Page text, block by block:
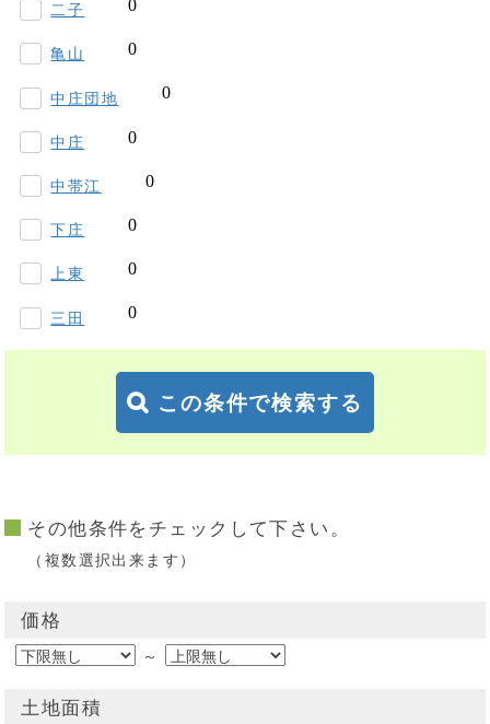
二子
亀山
中庄団地
中庄
中帯江
下庄
上東
三田
この条件で検索する
その他条件をチェックして下さい。
（複数選択出来ます）
価格
～
土地面積